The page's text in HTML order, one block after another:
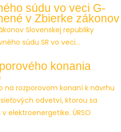
súdu vo veci G-
v Zbierke zákonov
Slovenskej republiky
súdu SR vo veci...
konania
na rozporovom konaní k návrhu
odvetví, ktorou sa
elektroenergetike. ÚRSO